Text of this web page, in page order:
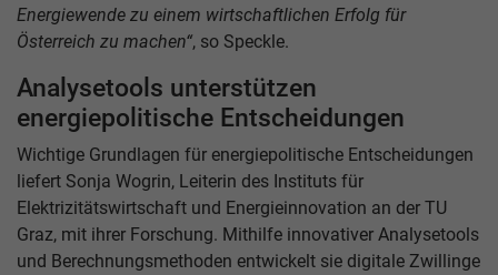
Energiewende zu einem wirtschaftlichen Erfolg für
Österreich zu machen“, so Speckle.
Analysetools unterstützen
energiepolitische Entscheidungen
Wichtige Grundlagen für energiepolitische Entscheidungen
liefert Sonja Wogrin, Leiterin des Instituts für
Elektrizitätswirtschaft und Energieinnovation an der TU
Graz, mit ihrer Forschung. Mithilfe innovativer Analysetools
und Berechnungsmethoden entwickelt sie digitale Zwillinge